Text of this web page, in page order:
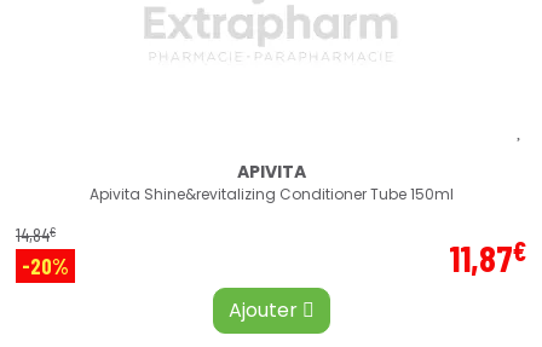
APIVITA
Apivita Shine&revitalizing Conditioner Tube 150ml
14,84€
-20% 11,87€
Ajouter